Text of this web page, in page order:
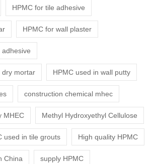
HPMC for tile adhesive
HPMC for wall plaster
adhesive
dry mortar HPMC used in wall putty
construction chemical mhec
MHEC Methyl Hydroxyethyl Cellulose
used in tile grouts High quality HPMC
China supply HPMC